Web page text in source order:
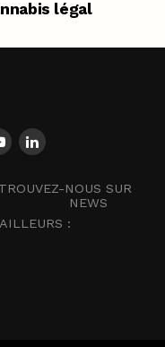
légal
NOUS SUR
NEWS
: